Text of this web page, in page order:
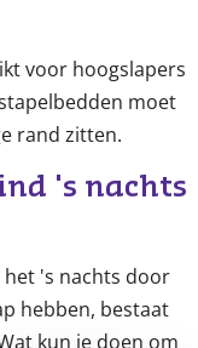
voor hoogslapers
moet
rand zitten.
's nachts
het 's nachts door
hebben, bestaat
kun je doen om